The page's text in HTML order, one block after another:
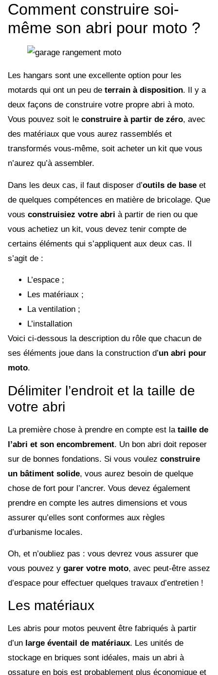
Comment construire soi-
même son abri pour moto ?
Les hangars sont une excellente option pour les
motards qui ont un peu de terrain à disposition. Il y a
deux façons de construire votre propre abri à moto.
Vous pouvez soit le construire à partir de zéro, avec
des matériaux que vous aurez rassemblés et
transformés vous-même, soit acheter un kit que vous
n’aurez qu’à assembler.
Dans les deux cas, il faut disposer d’outils de base et
de quelques compétences en matière de bricolage. Que
vous construisiez votre abri à partir de rien ou que
vous achetiez un kit, vous devez tenir compte de
certains éléments qui s’appliquent aux deux cas. Il
s’agit de :
L’espace ;
Les matériaux ;
La ventilation ;
L’installation
Voici ci-dessous la description du rôle que chacun de
ses éléments joue dans la construction d’un abri pour
moto.
Délimiter l’endroit et la taille de
votre abri
La première chose à prendre en compte est la taille de
l’abri et son encombrement. Un bon abri doit reposer
sur de bonnes fondations. Si vous voulez construire
un bâtiment solide, vous aurez besoin de quelque
chose de fort pour l’ancrer. Vous devez également
prendre en compte les autres dimensions et vous
assurer qu’elles sont conformes aux règles
d’urbanisme locales.
Oh, et n’oubliez pas : vous devrez vous assurer que
vous pouvez y garer votre moto, avec peut-être assez
d’espace pour effectuer quelques travaux d’entretien !
Les matériaux
Les abris pour motos peuvent être fabriqués à partir
d’un large éventail de matériaux. Les unités de
stockage en briques sont idéales, mais un abri à
ossature en bois est probablement plus économique et